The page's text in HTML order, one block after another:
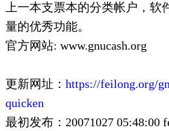
上一本支票本的分类帐户，软
量的优秀功能。
官方网站: www.gnucash.org
更新网址： https://feilong.org/
quicken
最初发布：20071027 05:48:00